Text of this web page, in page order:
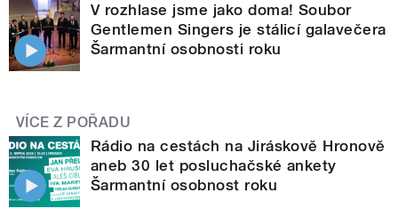
V rozhlase jsme jako doma! Soubor
Gentlemen Singers je stálicí galavečera
Šarmantní osobnosti roku
VÍCE Z POŘADU
Rádio na cestách na Jiráskově Hronově
aneb 30 let posluchačské ankety
Šarmantní osobnost roku